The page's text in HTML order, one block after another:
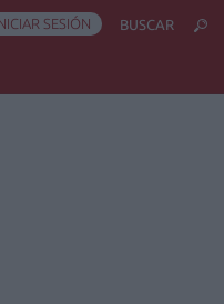
SESIÓN BUSCAR